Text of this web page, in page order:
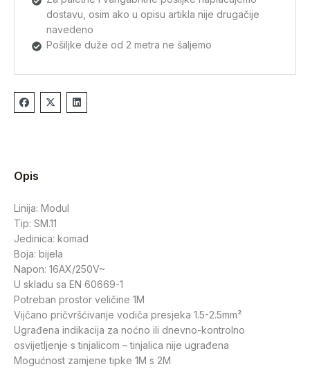
dostavu, osim ako u opisu artikla nije drugačije
navedeno
Pošiljke duže od 2 metra ne šaljemo
Opis
Linija: Modul
Tip: SM.11
Jedinica: komad
Boja: bijela
Napon: 16AX/250V~
U skladu sa EN 60669-1
Potreban prostor veličine 1M
Vijčano pričvršćivanje vodiča presjeka 1.5-2.5mm²
Ugrađena indikacija za noćno ili dnevno-kontrolno
osvijetljenje s tinjalicom – tinjalica nije ugrađena
Mogućnost zamjene tipke 1M s 2M